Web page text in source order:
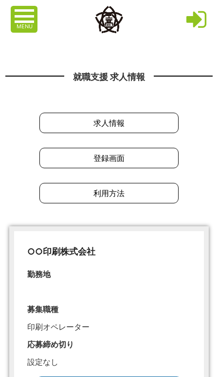
MENU
就職支援 求人情報
求人情報
登録画面
利用方法
○○印刷株式会社
勤務地
募集職種
印刷オペレーター
応募締め切り
設定なし